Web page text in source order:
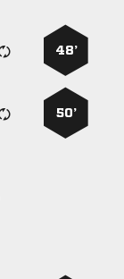
48’
50’